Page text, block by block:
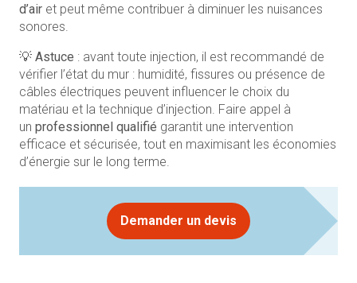
d’air et peut même contribuer à diminuer les nuisances
sonores.
💡 Astuce : avant toute injection, il est recommandé de
vérifier l’état du mur : humidité, fissures ou présence de
câbles électriques peuvent influencer le choix du
matériau et la technique d’injection. Faire appel à
un professionnel qualifié garantit une intervention
efficace et sécurisée, tout en maximisant les économies
d’énergie sur le long terme.
Demander un devis